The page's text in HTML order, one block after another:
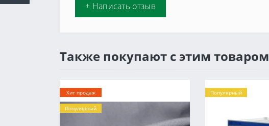
+ Написать отзыв
Также покупают с этим товаром
Хит продаж
Популярный
Популярный